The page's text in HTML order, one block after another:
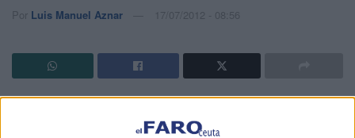
Por Luis Manuel Aznar 17/07/2012 - 08:56
La Dirección General de la Marina Mercante ha abierto
una información en relación con el abandono por parte de